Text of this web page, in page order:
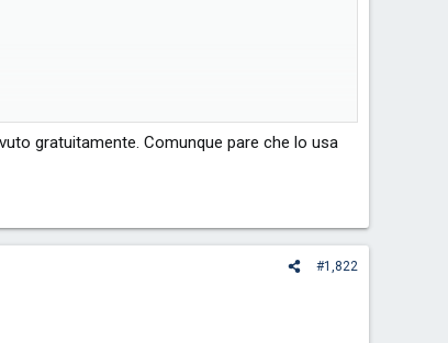
gratuitamente. Comunque pare che lo usa
#1,822